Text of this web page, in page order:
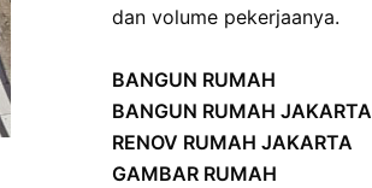
dan volume pekerjaanya.
BANGUN RUMAH
BANGUN RUMAH JAKARTA
RENOV RUMAH JAKARTA
GAMBAR RUMAH